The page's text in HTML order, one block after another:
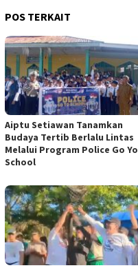
POS TERKAIT
Aiptu Setiawan Tanamkan
Budaya Tertib Berlalu Lintas
Melalui Program Police Go Yo
School